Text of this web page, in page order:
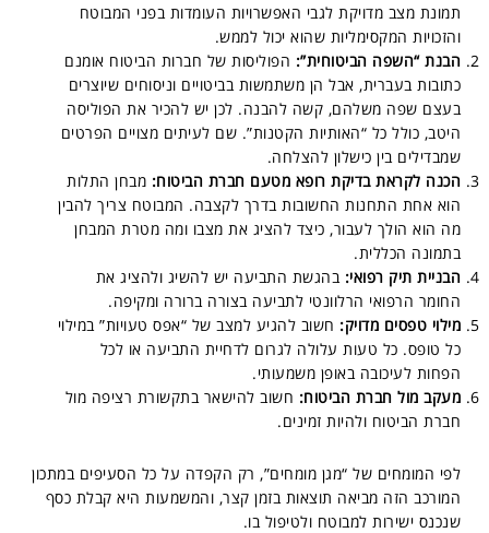
תמונת מצב מדויקת לגבי האפשרויות העומדות בפני המבוטח
והזכויות המקסימליות שהוא יכול לממש.
הבנת “השפה הביטוחית”: הפוליסות של חברות הביטוח אומנם
כתובות בעברית, אבל הן משתמשות בביטויים וניסוחים שיוצרים
בעצם שפה משלהם, קשה להבנה. לכן יש להכיר את הפוליסה
היטב, כולל כל “האותיות הקטנות”. שם לעיתים מצויים הפרטים
שמבדילים בין כישלון להצלחה.
הכנה לקראת בדיקת רופא מטעם חברת הביטוח: מבחן התלות
הוא אחת התחנות החשובות בדרך לקצבה. המבוטח צריך להבין
מה הוא הולך לעבור, כיצד להציג את מצבו ומה מטרת המבחן
בתמונה הכללית.
הבניית תיק רפואי: בהגשת התביעה יש להשיג ולהציג את
החומר הרפואי הרלוונטי לתביעה בצורה ברורה ומקיפה.
מילוי טפסים מדויק: חשוב להגיע למצב של “אפס טעויות” במילוי
כל טופס. כל טעות עלולה לגרום לדחיית התביעה או לכל
הפחות לעיכובה באופן משמעותי.
מעקב מול חברת הביטוח: חשוב להישאר בתקשורת רציפה מול
חברת הביטוח ולהיות זמינים.
לפי המומחים של “מגן מומחים”, רק הקפדה על כל הסעיפים במתכון
המורכב הזה מביאה תוצאות בזמן קצר, והמשמעות היא קבלת כסף
שנכנס ישירות למבוטח ולטיפול בו.